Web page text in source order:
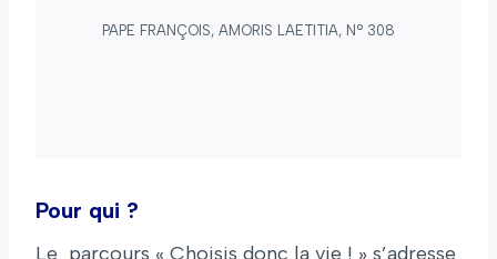
PAPE FRANÇOIS, AMORIS LAETITIA, N° 308
Pour qui ?
Le parcours « Choisis donc la vie ! » s’adresse